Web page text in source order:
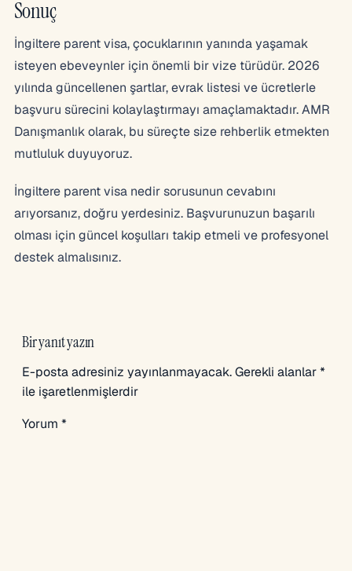
Sonuç
İngiltere parent visa, çocuklarının yanında yaşamak
isteyen ebeveynler için önemli bir vize türüdür. 2026
yılında güncellenen şartlar, evrak listesi ve ücretlerle
başvuru sürecini kolaylaştırmayı amaçlamaktadır. AMR
Danışmanlık olarak, bu süreçte size rehberlik etmekten
mutluluk duyuyoruz.
İngiltere parent visa nedir sorusunun cevabını
arıyorsanız, doğru yerdesiniz. Başvurunuzun başarılı
olması için güncel koşulları takip etmeli ve profesyonel
destek almalısınız.
Bir yanıt yazın
E-posta adresiniz yayınlanmayacak.Gerekli alanlar*
ile işaretlenmişlerdir
Yorum *